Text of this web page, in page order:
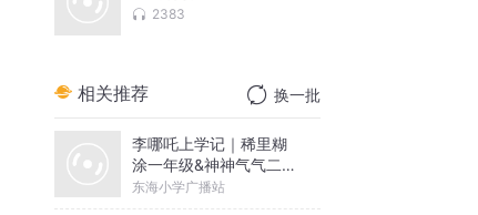
2383
相关推荐 换一批
李哪吒上学记｜稀里糊
涂一年级&神神气气二年
级
东海小学广播站